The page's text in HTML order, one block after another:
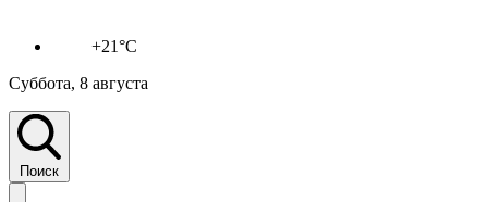
+21°C
Суббота, 8 августа
Поиск